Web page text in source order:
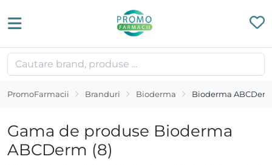
PromoFarmacii Branduri Bioderma Bioderma
Gama de produse Bioderma
ABCDerm (8)